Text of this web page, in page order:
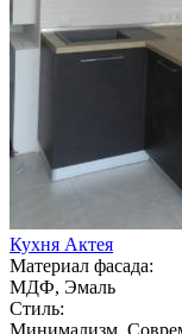
Кухня Актея
Материал фасада:
МДФ, Эмаль
Стиль:
Минимализм,